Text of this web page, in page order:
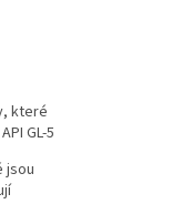
které
GL-5
jsou